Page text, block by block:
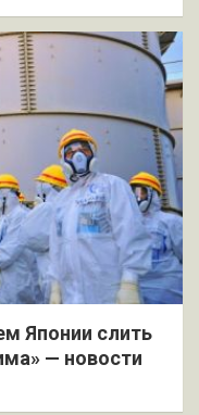
Японии слить
— новости